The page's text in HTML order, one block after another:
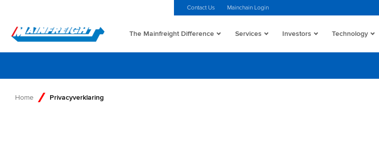
Contact Us Mainchain Login
Go to Home
The Mainfreight Difference Services Investors Technology
Home Privacyverklaring